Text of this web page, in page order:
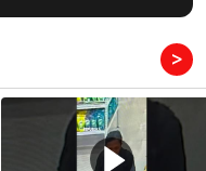
>